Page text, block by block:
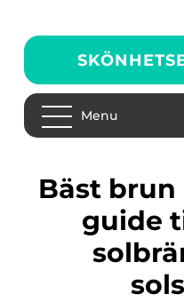
Menu
Bäst brun utan sol – En
guide